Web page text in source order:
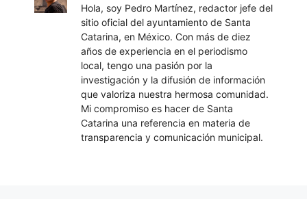
Hola, soy Pedro Martínez, redactor jefe del
sitio oficial del ayuntamiento de Santa
Catarina, en México. Con más de diez
años de experiencia en el periodismo
local, tengo una pasión por la
investigación y la difusión de información
que valoriza nuestra hermosa comunidad.
Mi compromiso es hacer de Santa
Catarina una referencia en materia de
transparencia y comunicación municipal.